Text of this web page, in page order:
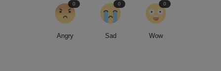
Angry
0
Sad
0
Wow
0